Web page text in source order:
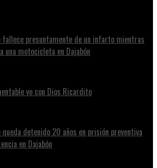
fallece presuntamente de un infarto mientras
una motocicleta en Dajabón
ve con Dios Ricardito
queda detenido 20 años en prisión preventiva
en Dajabón